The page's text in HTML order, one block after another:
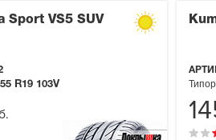
Sport VS5 SUV
R19 103V